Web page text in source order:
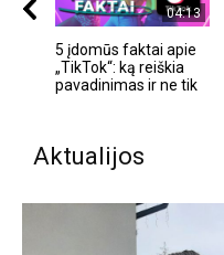
04:13
5 įdomūs faktai apie
„TikTok“: ką reiškia
pavadinimas ir ne tik
Aktualijos